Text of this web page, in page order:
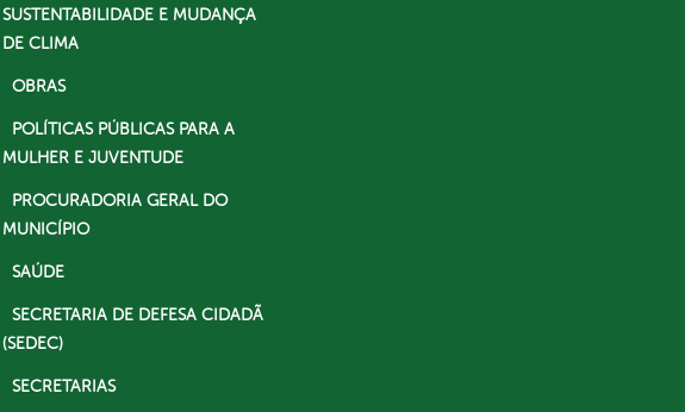
SUSTENTABILIDADE E MUDANÇA
DE CLIMA
OBRAS
POLÍTICAS PÚBLICAS PARA A
MULHER E JUVENTUDE
PROCURADORIA GERAL DO
MUNICÍPIO
SAÚDE
SECRETARIA DE DEFESA CIDADÃ
(SEDEC)
SECRETARIAS